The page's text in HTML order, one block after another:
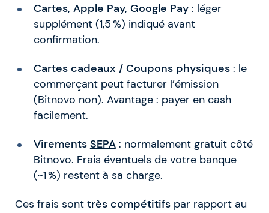
Cartes, Apple Pay, Google Pay: léger
supplément (1,5 %) indiqué avant
confirmation.
Cartes cadeaux / Coupons physiques: le
commerçant peut facturer l’émission
(Bitnovo non). Avantage : payer en cash
facilement.
Virements SEPA: normalement gratuit côté
Bitnovo. Frais éventuels de votre banque
(~1 %) restent à sa charge.
Ces frais sont très compétitifs par rapport au